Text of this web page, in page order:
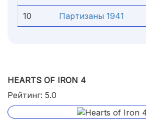
10 Партизаны 1941
HEARTS OF IRON 4
Рейтинг: 5.0